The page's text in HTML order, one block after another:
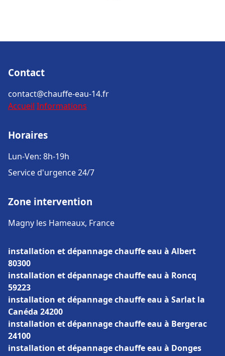
Contact
contact@chauffe-eau-14.fr
Accueil Informations
Horaires
Lun-Ven: 8h-19h
Service d'urgence 24/7
Zone intervention
Magny les Hameaux, France
installation et dépannage chauffe eau à Albert
80300
installation et dépannage chauffe eau à Roncq
59223
installation et dépannage chauffe eau à Sarlat la
Canéda 24200
installation et dépannage chauffe eau à Bergerac
24100
installation et dépannage chauffe eau à Donges